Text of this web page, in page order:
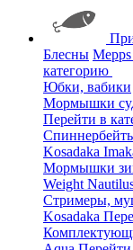
Блесны Mepps
категорию
Юбки, вабики
Мормышки
Перейти в
Kosadaka
Мормышки
Weight
Стримеры,
Kosadaka